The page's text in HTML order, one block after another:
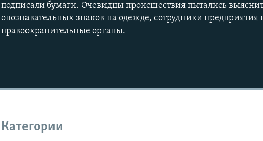
подписали бумаги. Очевидцы происшествия пытались
опознавательных знаков на одежде, сотрудники
правоохранительные органы.
Категории